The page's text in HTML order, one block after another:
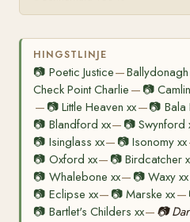
HINGSTLINJE
📷 Poetic Justice—
Check Point Charlie — 📷
— 📷Little Heaven xx—📷 Bala
📷 Blandford xx— 📷Swynford
📷 Isinglass xx— 📷Isonomy xx
📷 Oxford xx— 📷Birdcatcher
📷 Whalebone xx— 📷Waxy xx
📷 Eclipse xx— 📷Marske xx—
📷 Bartlet's Childers xx— 📷